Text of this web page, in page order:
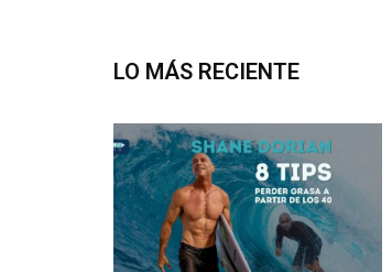
LO MÁS RECIENTE